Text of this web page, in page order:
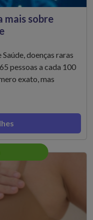
mais sobre
doenças raras
pessoas a cada 100
exato, mas